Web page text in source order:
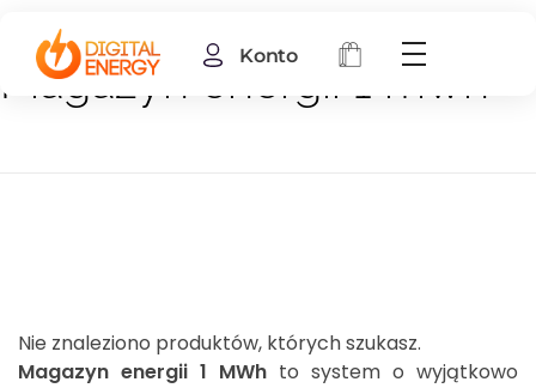
Konto
Magazyn energii 1 mwh
Nie znaleziono produktów, których szukasz.
Magazyn energii 1 MWh to system o wyjątkowo